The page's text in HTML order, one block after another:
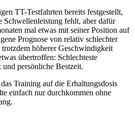
TT-Testfahrten bereits festgestellt,
Schwellenleistung fehlt, aber dafür
mal etwas mit seiner Position auf
Prognose von relativ schlechter
höherer Geschwindigkeit
übertroffen: Schlechteste
persönliche Bestzeit.
Training auf die Erhaltungsdosis
einfach nur durchkommen ohne